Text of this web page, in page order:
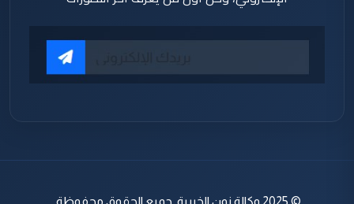
© 2025 وكالة نون الخبرية. جميع الحقوق محفوظة.